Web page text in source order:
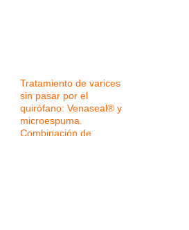
Tratamiento de varices
sin pasar por el
quirófano: Venaseal® y
microespuma.
Combinación de